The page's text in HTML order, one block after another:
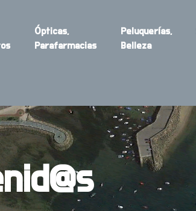
Ópticas,
Parafarmacias
Peluquerías,
Belleza